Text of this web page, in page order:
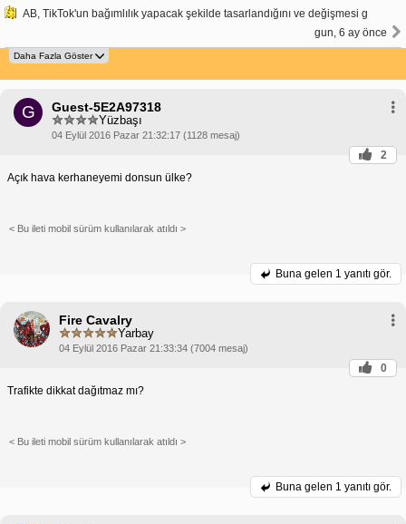
AB, TikTok'un bağımlılık yapacak şekilde tasarlandığını ve değişmesi g
gun, 6 ay önce
G Guest-5E2A97318
Yüzbaşı
04 Eylül 2016 Pazar 21:32:17 (1128 mesaj)
2
Açık hava kerhaneyemi donsun ülke?
< Bu ileti mobil sürüm kullanılarak atıldı >
Buna gelen 1 yanıtı gör.
Fire Cavalry
Yarbay
04 Eylül 2016 Pazar 21:33:34 (7004 mesaj)
0
Trafikte dikkat dağıtmaz mı?
< Bu ileti mobil sürüm kullanılarak atıldı >
Buna gelen 1 yanıtı gör.